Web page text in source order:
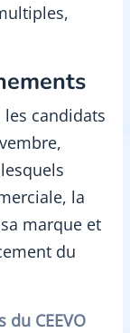
candidats
la
marque et
du
du CEEVO